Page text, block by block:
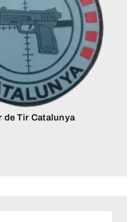
de Tir Catalunya